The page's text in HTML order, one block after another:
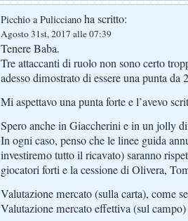
Picchio a Pulicciano ha scritto:
Agosto 31st, 2017 alle 07:39
Tenere Baba.
Tre attaccanti di ruolo non sono certo
adesso dimostrato di essere una punta da
Mi aspettavo una punta forte e l’avevo
Spero anche in Giaccherini e in un jolly
In ogni caso, penso che le linee guida
investiremo tutto il ricavato) saranno
giocatori forti e la cessione di Olivera,
Valutazione mercato (sulla carta), come
Valutazione mercato effettiva (sul